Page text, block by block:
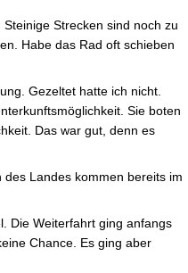
Strecken sind noch zu
Habe das Rad oft schieben
Gezeltet hatte ich nicht.
Sie boten
Das war gut, denn es
Landes kommen bereits im
Die Weiterfahrt ging anfangs
Chance. Es ging aber